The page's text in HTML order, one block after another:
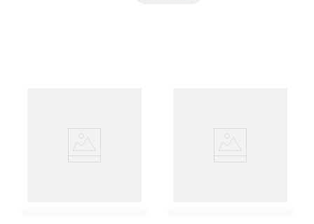
paladar equilibrado e sofisticado. Ideal para